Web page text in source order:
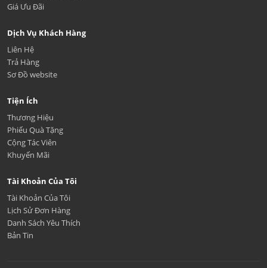
Giá Ưu Đãi
Dịch Vụ Khách Hàng
Liên Hệ
Trả Hàng
Sơ Đồ website
Tiện Ích
Thương Hiệu
Phiếu Quà Tặng
Cộng Tác Viên
Khuyến Mãi
Tài Khoản Của Tôi
Tài Khoản Của Tôi
Lịch Sử Đơn Hàng
Danh Sách Yêu Thích
Bản Tin